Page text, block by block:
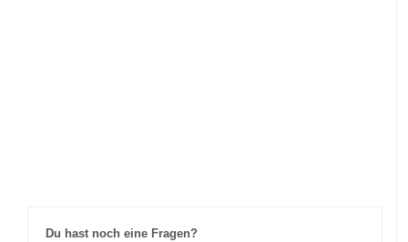
Du hast noch eine Fragen?